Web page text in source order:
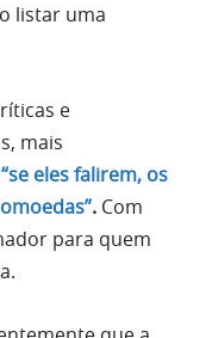
listar uma
e
mais
“se eles falirem, os
. Com
para quem